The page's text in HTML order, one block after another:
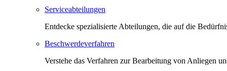
Serviceabteilungen
Entdecke spezialisierte Abteilungen, die auf die
Beschwerdeverfahren
Verstehe das Verfahren zur Bearbeitung von Anliegen